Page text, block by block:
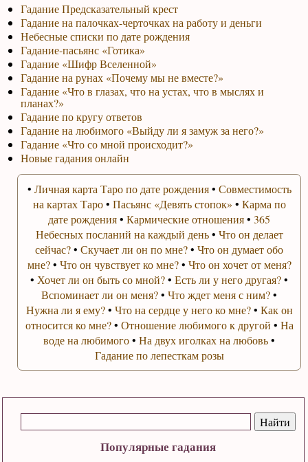
Популярные гадания
Гадание Предсказательный крест
Гадание на палочках-черточках на работу и деньги
Небесные списки по дате рождения
Гадание-пасьянс «Готика»
Гадание «Шифр Вселенной»
Гадание на рунах «Почему мы не вместе?»
Гадание «Что в глазах, что на устах, что в мыслях и
планах?»
Гадание по кругу ответов
Гадание на любимого «Выйду ли я замуж за него?»
Гадание «Что со мной происходит?»
Новые гадания онлайн
• Личная карта Таро по дате рождения• Совместимость
на картах Таро• Пасьянс «Девять стопок» • Карма по
дате рождения•Кармические отношения•365
Небесных посланий на каждый день• Что он делает
сейчас?•Скучает ли он по мне?•Что он думает обо
мне?• Что он чувствует ко мне?• Что он хочет от меня?
• Хочет ли он быть со мной?•Есть ли у него другая?•
Вспоминает ли он меня?•Что ждет меня с ним?•
Нужна ли я ему?• Что на сердце у него ко мне?• Как он
относится ко мне?• Отношение любимого к другой • На
воде на любимого•На двух иголках на любовь•
Гадание по лепесткам розы